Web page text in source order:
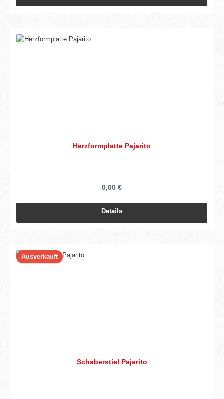
Herzformplatte Pajarito
0,00 €
Details
Ausverkauft
Schaberstiel Pajarito